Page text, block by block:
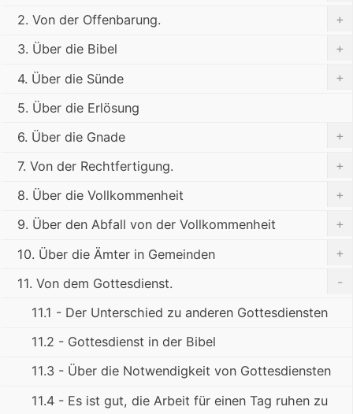
2. Von der Offenbarung.
+
3. Über die Bibel
+
4. Über die Sünde
+
5. Über die Erlösung
6. Über die Gnade
+
7. Von der Rechtfertigung.
+
8. Über die Vollkommenheit
+
9. Über den Abfall von der Vollkommenheit
+
10. Über die Ämter in Gemeinden
+
11. Von dem Gottesdienst.
-
11.1 - Der Unterschied zu anderen Gottesdiensten
11.2 - Gottesdienst in der Bibel
11.3 - Über die Notwendigkeit von Gottesdiensten
11.4 - Es ist gut, die Arbeit für einen Tag ruhen zu